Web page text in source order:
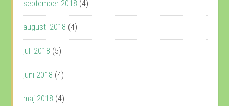
september 2018 (4)
augusti 2018 (4)
juli 2018 (5)
juni 2018 (4)
maj 2018 (4)